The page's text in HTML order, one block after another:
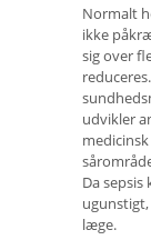
Normalt
ikke
sig over
udvikler
Da
læge.